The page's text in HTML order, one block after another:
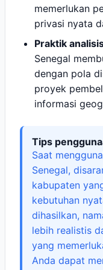
memerlukan
privasi nyata
Praktik
Senegal
dengan pola
proyek
informasi
Tips
Saat
Senegal,
kabupaten
kebutuhan
dihasilkan,
lebih realistis
yang
Anda dapat